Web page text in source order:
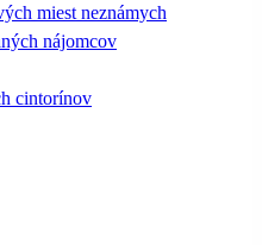
miest neznámych
nájomcov
cintorínov